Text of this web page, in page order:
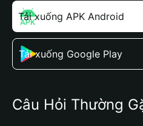
Tải xuống APK Android
Tải xuống Google Play
Câu Hỏi Thường